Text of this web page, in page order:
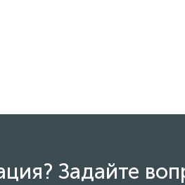
Задайте